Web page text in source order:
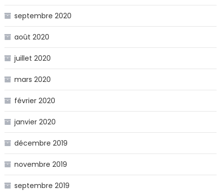
septembre 2020
août 2020
juillet 2020
mars 2020
février 2020
janvier 2020
décembre 2019
novembre 2019
septembre 2019